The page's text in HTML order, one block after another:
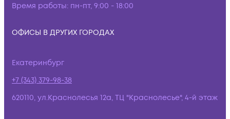
Время работы: пн-пт, 9:00 - 18:00
ОФИСЫ В ДРУГИХ ГОРОДАХ
Екатеринбург
+7 (343) 379-98-38
620110, ул.Краснолесья 12а, ТЦ "Краснолесье", 4-й этаж